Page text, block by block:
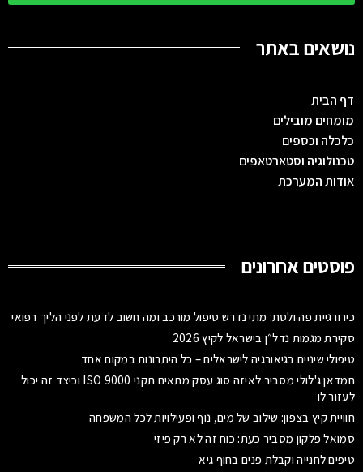
נושאים באתר
דף הבית
מומחים מובילים
כלכלה וכספים
טכנולוגיה וסטארטאפים
אודות המערכת
פוסטים אחרונים
כירורגיית פה ולסת: מתי נדרש טיפול מורכב ומה חשוב לדעת לפני הליך רפואי
סקירת מגמות נדל״ן בישראל לקיץ 2026
טיפולי שיניים בגיאורגיה לישראלים – כל היתרונות במקום אחד
חמדאן ג'לולי מסביר לאיזה סוג עסק מתאים תקני ISO 9000 וכיצד זה יכול
לעזור לו
חוויית קיץ בצפון: שילוב של מים, נוף ופעילויות לכל המשפחה
סמואל פלקון מסביר כעת: כוח זה לא רק פיזי
טיפים לחנייה וקבלת פנים בחוף גיא